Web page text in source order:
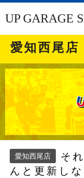
UP GARAGE
愛知西尾店
愛知西尾店
そ
んと更新しな